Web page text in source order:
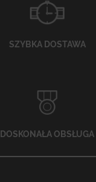
SZYBKA DOSTAWA
DOSKONAŁA OBSŁUGA